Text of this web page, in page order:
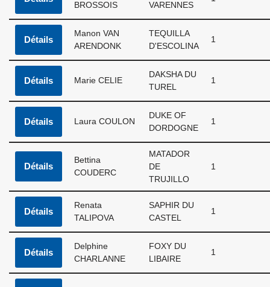
BROSSOIS
VARENNES
Détails
Manon VAN
ARENDONK
TEQUILLA
D'ESCOLINA
1
Détails Marie CELIE
DAKSHA DU
TUREL
1
Détails Laura COULON
DUKE OF
DORDOGNE
1
Détails
Bettina
COUDERC
MATADOR
DE
TRUJILLO
1
Détails
Renata
TALIPOVA
SAPHIR DU
CASTEL
1
Détails
Delphine
CHARLANNE
FOXY DU
LIBAIRE
1